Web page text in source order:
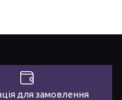
для замовлення